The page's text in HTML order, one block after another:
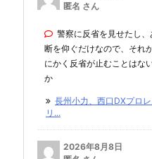
匿名 さん
警察に反省を見せたし
断を仰ぐだけなので、それ
にかく反省が止むことはな
か
長州小力、西口DXプロ
リ...
2026年8月8日